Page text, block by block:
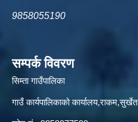
9858055190
सम्पर्क विवरण
सिम्ता गाउँपालिका
गाउँ कार्यपालिकाको कार्यालय,राकम,सुर्खेत